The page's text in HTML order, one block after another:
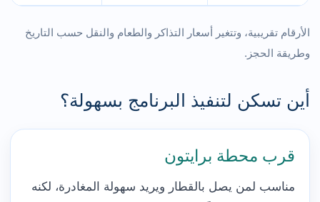
الأرقام تقريبية، وتتغير أسعار التذاكر والطعام والنقل حسب التاريخ
وطريقة الحجز.
أين تسكن لتنفيذ البرنامج بسهولة؟
قرب محطة برايتون
مناسب لمن يصل بالقطار ويريد سهولة المغادرة، لكنه